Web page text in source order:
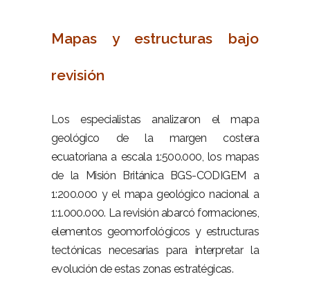
Mapas y estructuras bajo
revisión
Los especialistas analizaron el mapa
geológico de la margen costera
ecuatoriana a escala 1:500.000, los mapas
de la Misión Británica BGS-CODIGEM a
1:200.000 y el mapa geológico nacional a
1:1.000.000. La revisión abarcó formaciones,
elementos geomorfológicos y estructuras
tectónicas necesarias para interpretar la
evolución de estas zonas estratégicas.